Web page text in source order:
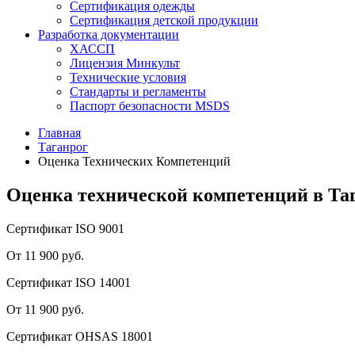
Сертификация одежды
Сертификация детской продукции
Разработка документации
ХАССП
Лицензия Минкульт
Технические условия
Стандарты и регламенты
Паспорт безопасности MSDS
Главная
Таганрог
Оценка Технических Компетенций
Оценка технической компетенций в
Сертификат ISO 9001
От 11 900 руб.
Сертификат ISO 14001
От 11 900 руб.
Сертификат OHSAS 18001